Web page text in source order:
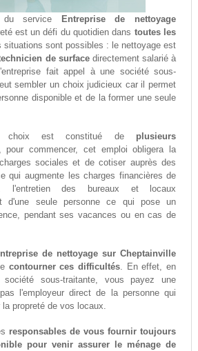
du service
Entreprise de nettoyage
est un défi du quotidien dans toutes les
situations sont possibles : le nettoyage est
de surfacedirectement salarié à
fait appel à une société sous-
sembler un choix judicieux car il permet
disponible et de la former une seule
choix est constitué de plusieurs
pour commencer, cet emploi obligera la
sociales et de cotiser auprès des
qui augmente les charges financières de
l'entretien des bureaux et locaux
d'une seule personne ce qui pose un
pendant ses vacances ou en cas de
de nettoyage sur Cheptainville
contourner ces difficultés. En effet, en
sous-traitante, vous payez une
l'employeur direct de la personne qui
propreté de vos locaux.
responsables de vous fournir toujours
pour venir assurer le ménage de